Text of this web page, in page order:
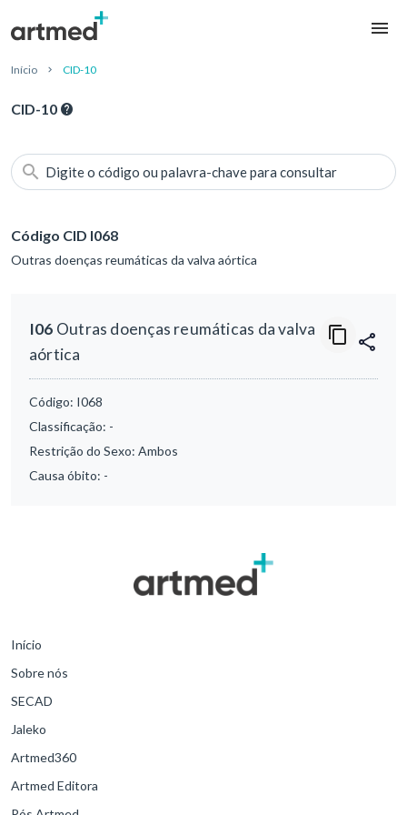
Início CID-10
CID-10
Digite o código ou palavra-chave para consultar
Código CID I068
Outras doenças reumáticas da valva aórtica
I06 Outras doenças reumáticas da valva
aórtica
Código: I068
Classificação: -
Restrição do Sexo: Ambos
Causa óbito: -
Início
Sobre nós
SECAD
Jaleko
Artmed360
Artmed Editora